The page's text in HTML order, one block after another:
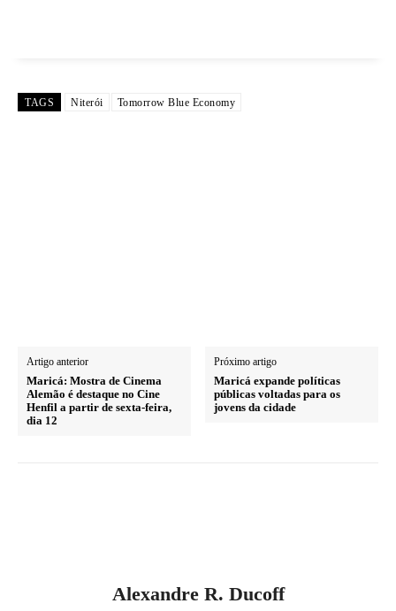
TAGS Niterói Tomorrow Blue Economy
Artigo anterior
Maricá: Mostra de Cinema
Alemão é destaque no Cine
Henfil a partir de sexta-feira,
dia 12
Próximo artigo
Maricá expande políticas
públicas voltadas para os
jovens da cidade
Alexandre R. Ducoff